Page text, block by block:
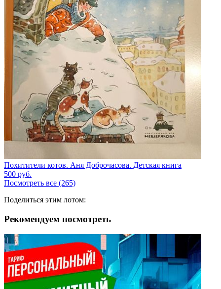
Похитители котов. Аня Доброчасова. Детская книга
500 руб.
Посмотреть все (265)
Поделиться этим лотом:
Рекомендуем посмотреть